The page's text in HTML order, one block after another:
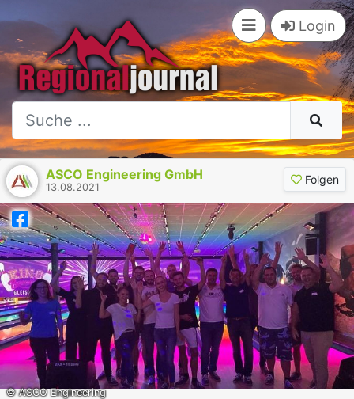
Login
ASCO Engineering GmbH
13.08.2021
Folgen
© ASCO Engineering